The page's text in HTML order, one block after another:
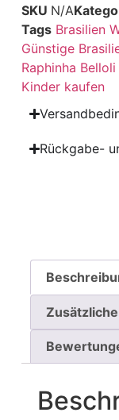
SKU N/A
Tags Brasilien
Günstige
Raphinha
Kinder kaufen
Rückgabe-